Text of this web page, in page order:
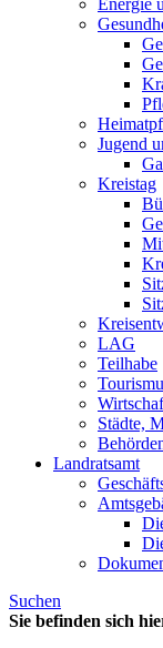
Energie
Jugend
Kreistag
LAG
Teilhabe
Städte,
Landratsamt
Suchen
Sie befinden sich